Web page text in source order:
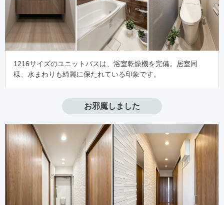
1216サイズのユニットバスは、浴室乾燥機を完備。居室同
様、水まわりも綺麗に保たれている印象です。
お邪魔しました